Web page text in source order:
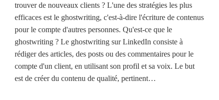
trouver de nouveaux clients ? L'une des stratégies les plus
efficaces est le ghostwriting, c'est-à-dire l'écriture de contenus
pour le compte d'autres personnes. Qu'est-ce que le
ghostwriting ? Le ghostwriting sur LinkedIn consiste à
rédiger des articles, des posts ou des commentaires pour le
compte d'un client, en utilisant son profil et sa voix. Le but
est de créer du contenu de qualité, pertinent…